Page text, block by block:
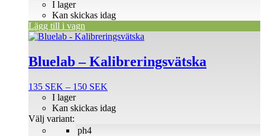
I lager
Kan skickas idag
Lägg till i vagn
Bluelab – Kalibreringsvätska
135 SEK – 150 SEK
till
ph4
I lager
Kan skickas idag
Välj variant:
Den
produkten
har
varianter.
olika
alternativen